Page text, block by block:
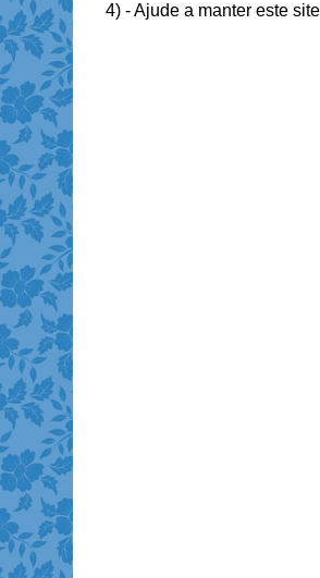
4) - Ajude a manter este